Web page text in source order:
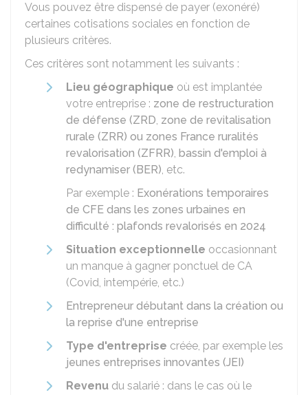
Vous pouvez être dispensé de payer (exonéré)
certaines cotisations sociales en fonction de
plusieurs critères.
Ces critères sont notamment les suivants :
Lieu géographique où est implantée
votre entreprise : zone de restructuration
de défense (ZRD, zone de revitalisation
rurale (ZRR) ou zones France ruralités
revalorisation (ZFRR), bassin d'emploi à
redynamiser (BER), etc.
Par exemple : Exonérations temporaires
de CFE dans les zones urbaines en
difficulté : plafonds revalorisés en 2024
Situation exceptionnelle occasionnant
un manque à gagner ponctuel de CA
(Covid, intempérie, etc.)
Entrepreneur débutant dans la création ou
la reprise d'une entreprise
Type d'entreprise créée, par exemple les
jeunes entreprises innovantes (JEI)
Revenu du salarié : dans le cas où le